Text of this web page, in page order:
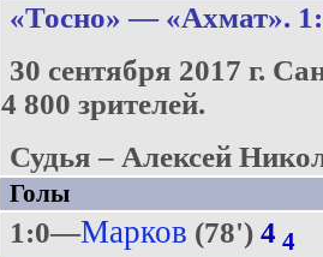
«Тосно» — «Ахмат».
30 сентября 2017 г.
4 800 зрителей.
Судья – Алексей
Голы
1:0—Марков (78') 4 4